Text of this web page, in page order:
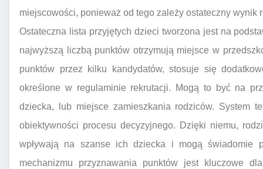
miejscowości, ponieważ od tego zależy ostateczny wynik
Ostateczna lista przyjętych dzieci tworzona jest na
najwyższą liczbą punktów otrzymują miejsce w
punktów przez kilku kandydatów, stosuje się
określone w regulaminie rekrutacji. Mogą to być na
dziecka, lub miejsce zamieszkania rodziców. System
obiektywności procesu decyzyjnego. Dzięki niemu,
wpływają na szanse ich dziecka i mogą świadomie
mechanizmu przyznawania punktów jest kluczowe